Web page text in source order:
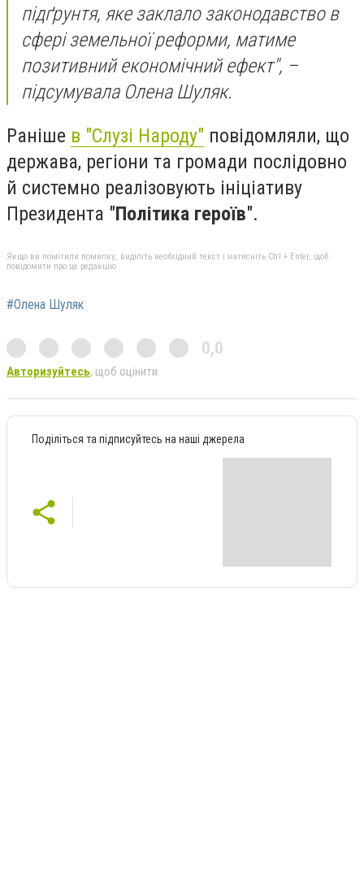
підґрунтя, яке заклало законодавство в
сфері земельної реформи, матиме
позитивний економічний ефект", –
підсумувала Олена Шуляк.
Раніше в "Слузі Народу" повідомляли, що
держава, регіони та громади послідовно
й системно реалізовують ініціативу
Президента "Політика героїв".
Якщо ви помітили помилку, виділіть необхідний текст і натисніть Ctrl + Enter, щоб
повідомити про це редакцію
#Олена Шуляк
0,0
Авторизуйтесь, щоб оцінити
Поділіться та підписуйтесь на наші джерела